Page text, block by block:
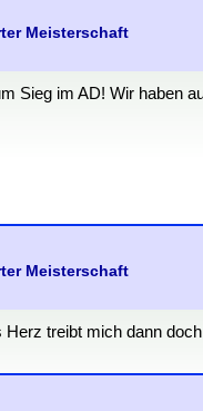
Meisterschaft
Sieg im AD! Wir haben
Meisterschaft
treibt mich dann